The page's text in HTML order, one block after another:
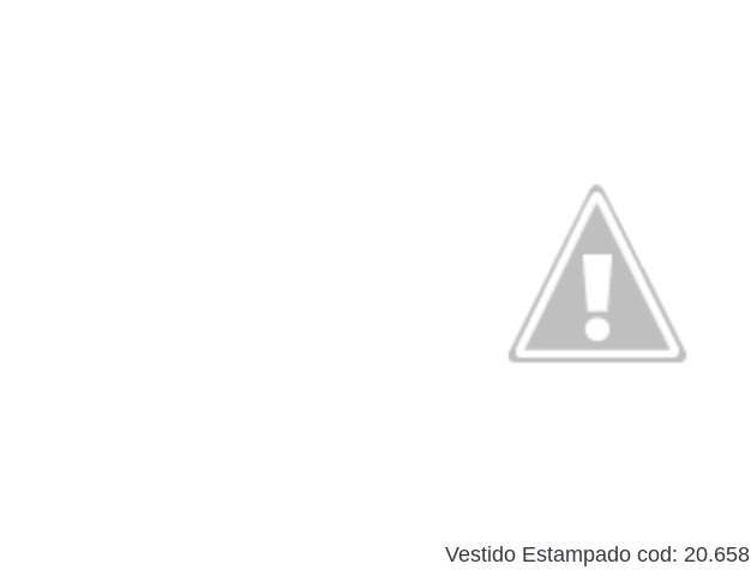
Vestido Estampado cod: 20.658